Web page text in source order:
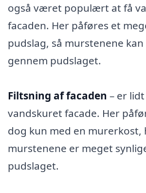
også været populært at få
facaden. Her påføres et
pudslag, så murstenene kan
gennem pudslaget.
Filtsning af facaden – er
vandskuret facade. Her
dog kun med en
murstenene er meget
pudslaget.